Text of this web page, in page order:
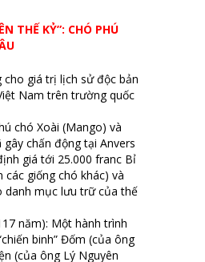
THẾ KỶ”: CHÓ PHÚ
giá trị lịch sử độc bản
Nam trên trường quốc
chó Xoài (Mango) và
gây chấn động tại Anvers
giá tới 25.000 franc Bỉ
các giống chó khác) và
danh mục lưu trữ của thế
năm): Một hành trình
binh” Đốm (của ông
(của ông Lý Nguyên